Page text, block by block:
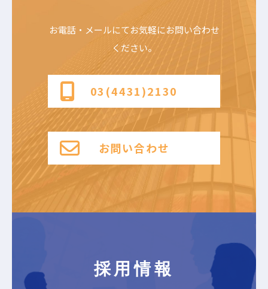
お電話・メールにてお気軽にお問い合わせ
ください。
03(4431)2130
お問い合わせ
採用情報